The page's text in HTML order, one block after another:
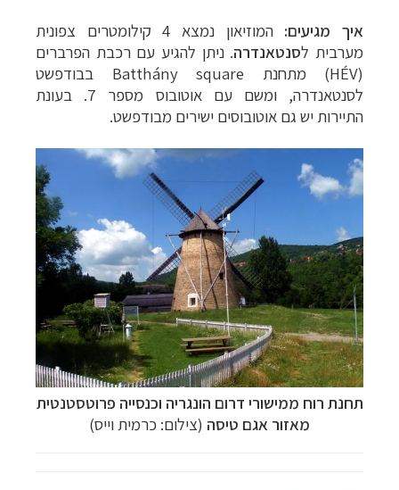
איך מגיעים:
המוזיאון נמצא 4 קילומטרים צפונית
מערבית לסנטאנדרה. ניתן להגיע עם רכבת הפרברים
(
HÉV) מתחנת Batthány square בבודפשט
לסנטאנדרה, ומשם עם אוטובוס מספר 7. בעונת
התיירות יש גם אוטובוסים ישירים מבודפשט.
תחנת רוח ממישורי דרום הונגריה וכנסייה פרוטסטנטית
מאזור אגם טיסה (צילום: כרמית וייס)